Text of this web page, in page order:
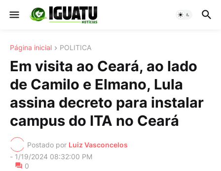
Página inicial POLITICA
Em visita ao Ceará, ao lado
de Camilo e Elmano, Lula
assina decreto para instalar
campus do ITA no Ceará
Postado por Luiz Vasconcelos
- 1/19/2024 08:32:00 PM
0